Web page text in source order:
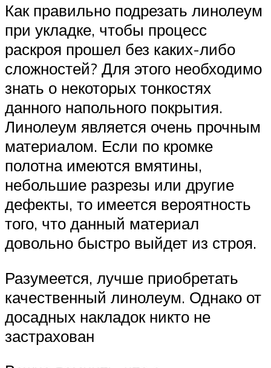
Как правильно подрезать линолеум
при укладке, чтобы процесс
раскроя прошел без каких-либо
сложностей? Для этого необходимо
знать о некоторых тонкостях
данного напольного покрытия.
Линолеум является очень прочным
материалом. Если по кромке
полотна имеются вмятины,
небольшие разрезы или другие
дефекты, то имеется вероятность
того, что данный материал
довольно быстро выйдет из строя.
Разумеется, лучше приобретать
качественный линолеум. Однако от
досадных накладок никто не
застрахован